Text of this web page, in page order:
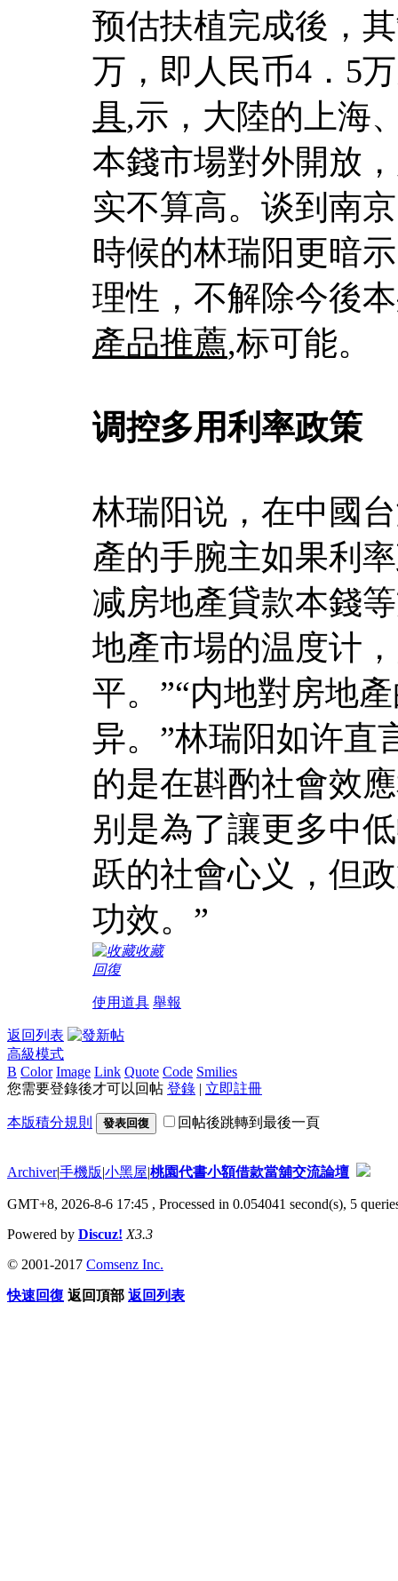
预估扶植完成後，
万，即人民币4．5
具,示，大陸的上海
本錢市場對外開放
实不算高。谈到南
時候的林瑞阳更暗
理性，不解除今後
產品推薦,标可能。
调控多用利率政策
林瑞阳说，在中國
產的手腕主如果利
减房地產貸款本錢
地產市場的温度计
平。”“内地對房地
异。”林瑞阳如许直
的是在斟酌社會效
别是為了讓更多中
跃的社會心义，但
功效。”
收藏
回復
使用道具 舉報
返回列表
高級模式
B Color Image Link Quote Code Smilies
您需要登錄後才可以回帖 登錄 | 立即註冊
本版積分規則 發表回復 回帖後跳轉到最後一頁
Archiver|手機版|小黑屋|桃園代書小額借款當舖交流論壇
GMT+8, 2026-8-6 17:45 , Processed in 0.054041 second(s), 5
Powered by Discuz! X3.3
© 2001-2017 Comsenz Inc.
快速回復 返回頂部 返回列表